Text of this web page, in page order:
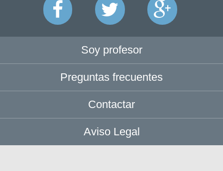
Soy profesor
Preguntas frecuentes
Contactar
Aviso Legal